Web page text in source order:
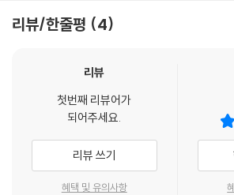
에서도 흔들리지 않았다.
지리학자 비달 드 라 블라슈(Vidal de la Blache)
랑스는 지리적인 존재인가?”, 이것은 의문의 여
모호한 문제를 다시 환기시키고자 하는 것이리라
요소가 대지나 자연 또는 환경이 아니라, 역사나
있다. 다시 말하면, 인간은 오래전에 그 땅에 뿌리
살아온 사람들의 행위, 사건, 기술, 전통의 상속인
“삶과 죽음을 대하는 방식이나 부모와 자식, 부부,
각기 다르다. 여기에는 특정 지방의 특권, 방언,
감해 보면, 프랑스의 어느 한 지방에서는 그 지역
량단위를 사용하였다고 한다. 이러한 계량형의 문
게 끔찍한 일이었는데, 한 지방의 관리는 포도주
해 달라는 요청에 ‘지역 시장에서 통용되는 세 종
동네마다 이름도 크기도 다른 용기가 제각각 사
리뷰/한줄평 4
리뷰
첫번째 리뷰어가
되어주세요.
리뷰 쓰기
혜택 및 유의사항